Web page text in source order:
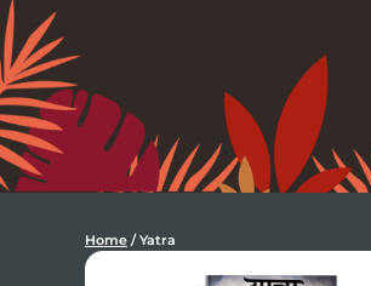
Home / Yatra